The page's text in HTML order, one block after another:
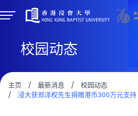
校园动态
主页 / 最新消息 /
校园动态
/
浸大获郑泽权先生捐赠港币300万元支持